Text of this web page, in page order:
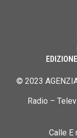
© 2023
Radio –
Calle E